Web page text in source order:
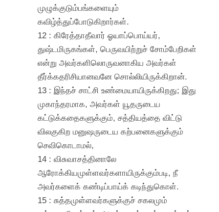
முழுக்குடும்பங்களையும்
கவிழ்த்துப்போடுகிறார்கள்.
12 : கிரேத்தாதீவார் ஓயாப்பொய்யர்,
துஷ்டமிருகங்கள், பெருவயிற்றுச் சோம்பேறிகள்
என்று அவர்களிலொருவனாகிய அவர்கள்
தீர்க்கதரிசியானவனே சொல்லியிருக்கிறான்.
13 : இந்தச் சாட்சி உண்மையாயிருக்கிறது; இது
முகாந்தரமாக, அவர்கள் யூதருடைய
கட்டுக்கதைகளுக்கும், சத்தியத்தை விட்டு
விலகுகிற மனுஷருடைய கற்பனைகளுக்கும்
செவிகொடாமல்,
14 : விசுவாசத்தினாலே
ஆரோக்கியமுள்ளவர்களாயிருக்கும்படி, நீ
அவர்களைக் கண்டிப்பாய்க் கடிந்துகொள்.
15 : சுத்தமுள்ளவர்களுக்குச் சகலமும்